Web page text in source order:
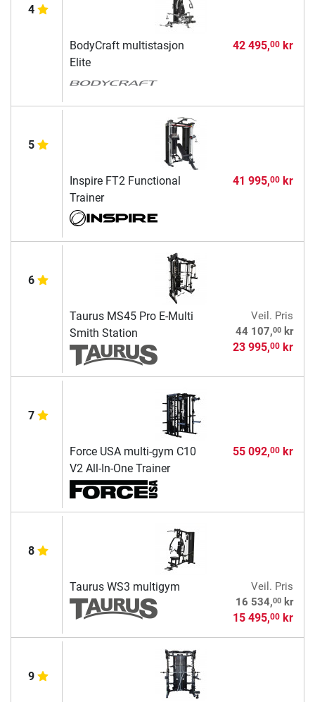
4
BodyCraft multistasjon
Elite
42 495,00kr
5
Inspire FT2 Functional
Trainer
41 995,00kr
6
Taurus MS45 Pro E-Multi
Smith Station
Veil. Pris
44 107,00kr
23 995,00kr
7
Force USA multi-gym C10
V2 All-In-One Trainer
55 092,00kr
8
Taurus WS3 multigym
Veil. Pris
16 534,00kr
15 495,00kr
9